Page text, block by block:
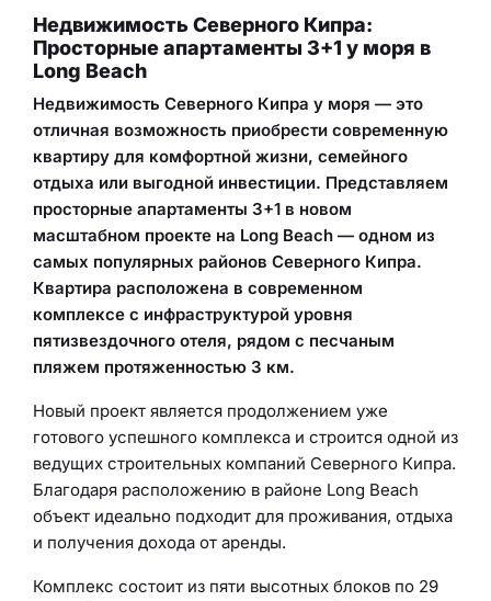
Недвижимость Северного Кипра:
Просторные апартаменты 3+1 у моря в
Long Beach
Недвижимость Северного Кипра у моря — это
отличная возможность приобрести современную
квартиру для комфортной жизни, семейного
отдыха или выгодной инвестиции. Представляем
просторные апартаменты 3+1 в новом
масштабном проекте на Long Beach — одном из
самых популярных районов Северного Кипра.
Квартира расположена в современном
комплексе с инфраструктурой уровня
пятизвездочного отеля, рядом с песчаным
пляжем протяженностью 3 км.
Новый проект является продолжением уже
готового успешного комплекса и строится одной из
ведущих строительных компаний Северного Кипра.
Благодаря расположению в районе Long Beach
объект идеально подходит для проживания, отдыха
и получения дохода от аренды.
Комплекс состоит из пяти высотных блоков по 29